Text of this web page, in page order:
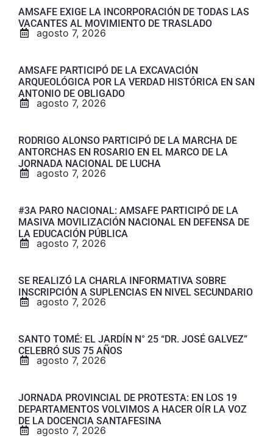
AMSAFE EXIGE LA INCORPORACIÓN DE TODAS LAS
VACANTES AL MOVIMIENTO DE TRASLADO
agosto 7, 2026
AMSAFE PARTICIPÓ DE LA EXCAVACIÓN
ARQUEOLÓGICA POR LA VERDAD HISTÓRICA EN SAN
ANTONIO DE OBLIGADO
agosto 7, 2026
RODRIGO ALONSO PARTICIPÓ DE LA MARCHA DE
ANTORCHAS EN ROSARIO EN EL MARCO DE LA
JORNADA NACIONAL DE LUCHA
agosto 7, 2026
#3A PARO NACIONAL: AMSAFE PARTICIPÓ DE LA
MASIVA MOVILIZACIÓN NACIONAL EN DEFENSA DE
LA EDUCACIÓN PÚBLICA
agosto 7, 2026
SE REALIZÓ LA CHARLA INFORMATIVA SOBRE
INSCRIPCIÓN A SUPLENCIAS EN NIVEL SECUNDARIO
agosto 7, 2026
SANTO TOMÉ: EL JARDÍN N° 25 “DR. JOSÉ GALVEZ”
CELEBRÓ SUS 75 AÑOS
agosto 7, 2026
JORNADA PROVINCIAL DE PROTESTA: EN LOS 19
DEPARTAMENTOS VOLVIMOS A HACER OÍR LA VOZ
DE LA DOCENCIA SANTAFESINA
agosto 7, 2026